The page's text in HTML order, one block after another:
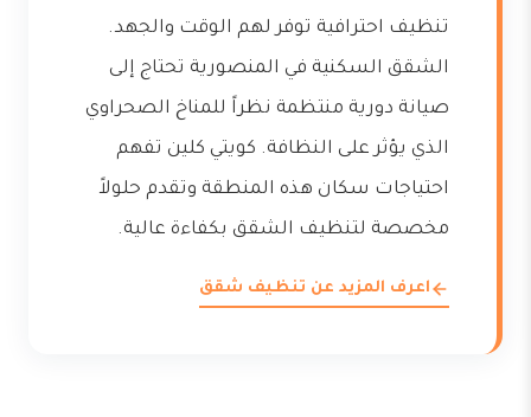
تنظيف احترافية توفر لهم الوقت والجهد.
الشقق السكنية في المنصورية تحتاج إلى
صيانة دورية منتظمة نظراً للمناخ الصحراوي
الذي يؤثر على النظافة. كويتي كلين تفهم
احتياجات سكان هذه المنطقة وتقدم حلولاً
مخصصة لتنظيف الشقق بكفاءة عالية.
اعرف المزيد عن تنظيف شقق